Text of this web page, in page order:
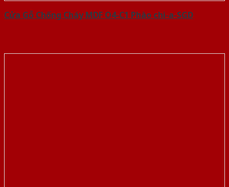
Cửa Gỗ Chống Cháy MDF O4-C1 Phào chi-a-SGD